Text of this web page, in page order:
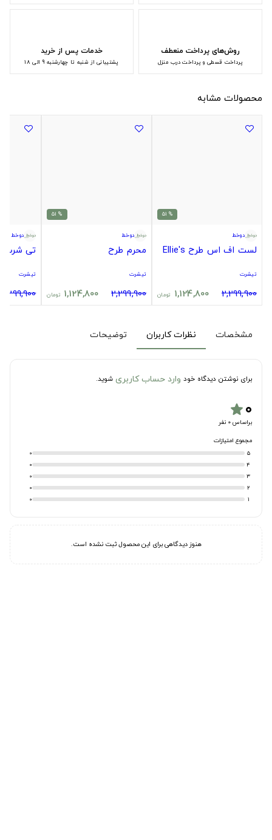
روش‌های پرداخت منعطف
پرداخت قسطی و پرداخت درب منزل
خدمات پس از خرید
پشتیبانی از شنبه تا چهارشنبه 9 الی 18
محصولات مشابه
% 51
دوخط
لست اف اس طرح Ellie's
تیشرت
2,299,900
1,124,800 تومان
% 51
دوخط
محرم طرح
تیشرت
2,299,900
1,124,800 تومان
دوخط
تی شرت
تیشرت
2,299,900
مشخصات نظرات کاربران توضیحات
برای نوشتن دیدگاه خود وارد حساب کاربری شوید.
۰star
براساس 0 نفر
مجموع امتیازات
5
0
4
0
3
0
2
0
1
0
هنوز دیدگاهی برای این محصول ثبت نشده است.